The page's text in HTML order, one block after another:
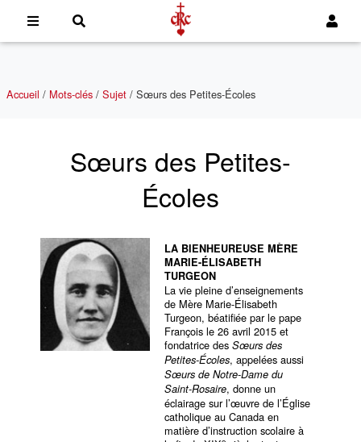
Accueil / Mots-clés / Sujet / Sœurs des Petites-Écoles
Sœurs des Petites-
Écoles
LA BIENHEUREUSE MÈRE
MARIE-ÉLISABETH
TURGEON
La vie pleine d’enseignements
de Mère Marie-Élisabeth
Turgeon, béatifiée par le pape
François le 26 avril 2015 et
fondatrice des Sœurs des
Petites-Écoles, appelées aussi
Sœurs de Notre-Dame du
Saint-Rosaire, donne un
éclairage sur l’œuvre de l’Église
catholique au Canada en
matière d’instruction scolaire à